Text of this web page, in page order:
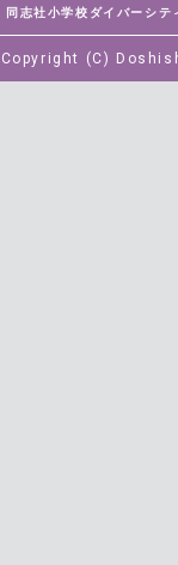
同志社小学校ダイバーシテ
Copyright (C)